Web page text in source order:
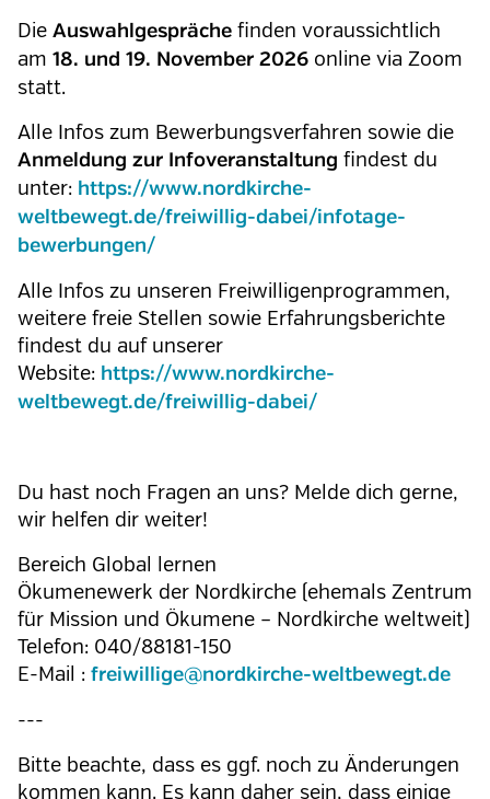
Die Auswahlgespräche finden voraussichtlich
am 18. und 19. November 2026 online via Zoom
statt.
Alle Infos zum Bewerbungsverfahren sowie die
Anmeldung zur Infoveranstaltung findest du
unter: https://www.nordkirche-
weltbewegt.de/freiwillig-dabei/infotage-
bewerbungen/
Alle Infos zu unseren Freiwilligenprogrammen,
weitere freie Stellen sowie Erfahrungsberichte
findest du auf unserer
Website: https://www.nordkirche-
weltbewegt.de/freiwillig-dabei/
Du hast noch Fragen an uns? Melde dich gerne,
wir helfen dir weiter!
Bereich Global lernen
Ökumenewerk der Nordkirche (ehemals Zentrum
für Mission und Ökumene – Nordkirche weltweit)
Telefon: 040/88181-150
E-Mail : freiwillige@nordkirche-weltbewegt.de
---
Bitte beachte, dass es ggf. noch zu Änderungen
kommen kann. Es kann daher sein, dass einige